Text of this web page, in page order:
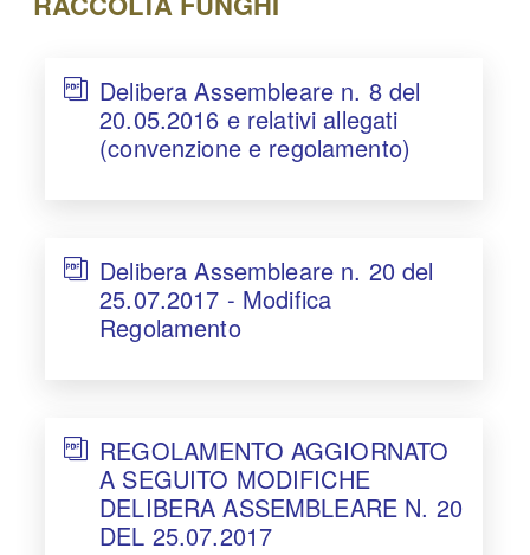
Delibera Assembleare n. 8 del
20.05.2016 e relativi allegati
(convenzione e regolamento)
Delibera Assembleare n. 20 del
25.07.2017 - Modifica
Regolamento
REGOLAMENTO AGGIORNATO
A SEGUITO MODIFICHE
DELIBERA ASSEMBLEARE N. 20
DEL 25.07.2017